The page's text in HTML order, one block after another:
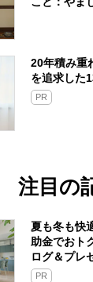
20年積み重
を追求した
PR
注目の
夏も冬も快
助金でおト
ログ＆プレ
PR